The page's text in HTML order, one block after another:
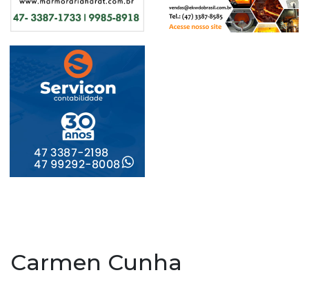
Carmen Cunha